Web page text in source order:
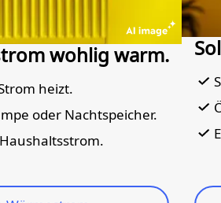
wohlig warm.
heizt.
oder Nachtspeicher.